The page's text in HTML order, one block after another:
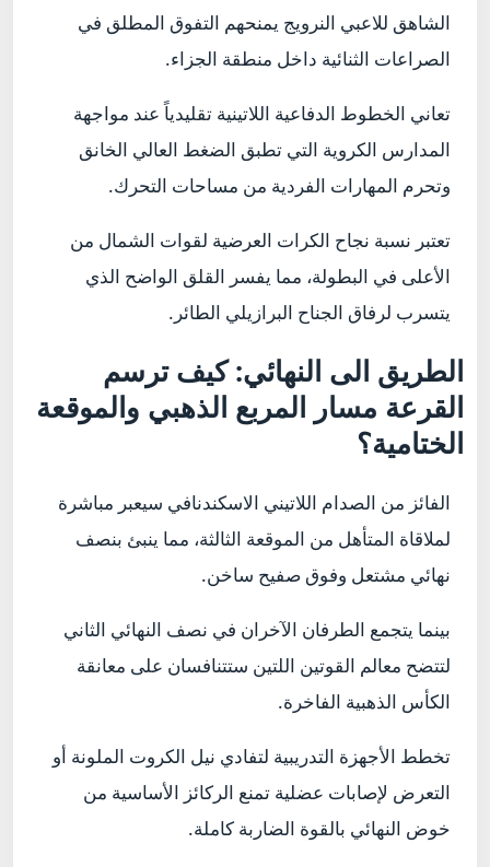
الشاهق للاعبي النرويج يمنحهم التفوق المطلق في
الصراعات الثنائية داخل منطقة الجزاء.
تعاني الخطوط الدفاعية اللاتينية تقليدياً عند مواجهة
المدارس الكروية التي تطبق الضغط العالي الخانق
وتحرم المهارات الفردية من مساحات التحرك.
تعتبر نسبة نجاح الكرات العرضية لقوات الشمال من
الأعلى في البطولة، مما يفسر القلق الواضح الذي
يتسرب لرفاق الجناح البرازيلي الطائر.
الطريق الى النهائي: كيف ترسم
القرعة مسار المربع الذهبي والموقعة
الختامية؟
الفائز من الصدام اللاتيني الاسكندنافي سيعبر مباشرة
لملاقاة المتأهل من الموقعة الثالثة، مما ينبئ بنصف
نهائي مشتعل وفوق صفيح ساخن.
بينما يتجمع الطرفان الآخران في نصف النهائي الثاني
لتتضح معالم القوتين اللتين ستتنافسان على معانقة
الكأس الذهبية الفاخرة.
تخطط الأجهزة التدريبية لتفادي نيل الكروت الملونة أو
التعرض لإصابات عضلية تمنع الركائز الأساسية من
خوض النهائي بالقوة الضاربة كاملة.